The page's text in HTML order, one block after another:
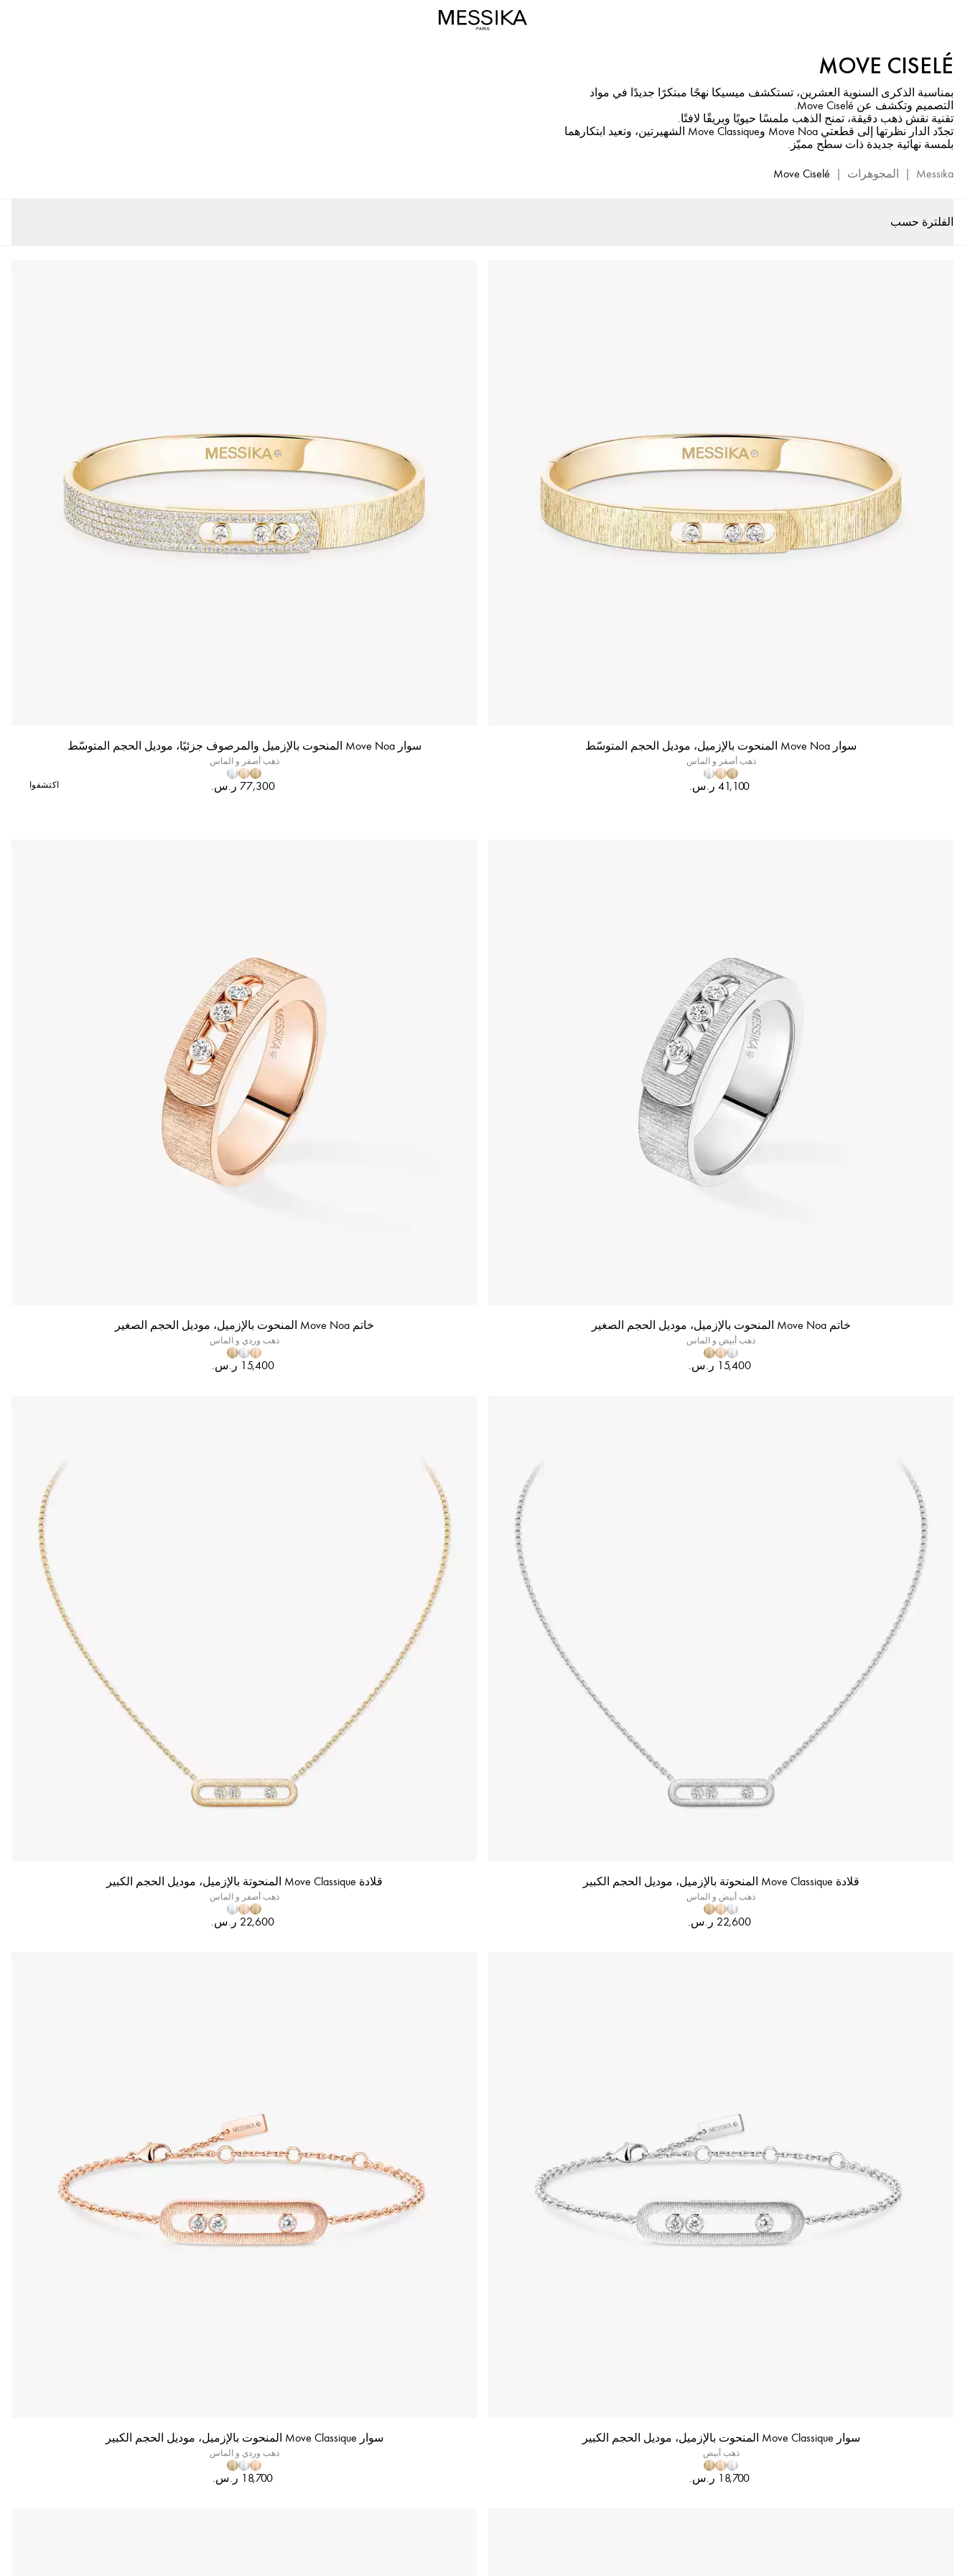
Move
Ciselé
مجوهرات
ميسيكا
الفاخرة
MOVE CISELÉ
بمناسبة الذكرى السنوية العشرين، تستكشف ميسيكا نهجًا مبتكرًا جديدًا في مواد
التصميم وتكشف عن Move Ciselé.
تقنية نقش ذهب دقيقة، تمنح الذهب ملمسًا حيويًا وبريقًا لافتًا.
تجدّد الدار نظرتها إلى قطعتي Move Noa وMove Classique الشهيرتين، وتعيد ابتكارهما
بلمسة نهائية جديدة ذات سطح مميّز.
Messika
| المجوهرات |
Move Ciselé
الفلترة حسب
سوار Move Noa المنحوت بالإزميل، موديل الحجم المتوسّط
ذهب أصفر و الماس
سوار Move Noa المنحوت بالإزميل والمرصوف جزئيًا، موديل الحجم المتوسّط
ذهب أصفر و الماس
‏77,300 ر.س.‏ اكتشفوا
خاتم Move Noa المنحوت بالإزميل، موديل الحجم الصغير
ذهب أبيض و الماس
‏15,400 ر.س.‏
خاتم Move Noa المنحوت بالإزميل، موديل الحجم الصغير
ذهب وردي و الماس
‏15,400 ر.س.‏
قلادة Move Classique المنحوتة بالإزميل، موديل الحجم الكبير
ذهب أبيض و الماس
قلادة Move Classique المنحوتة بالإزميل، موديل الحجم الكبير
ذهب أصفر و الماس
سوار Move Classique المنحوت بالإزميل، موديل الحجم الكبير
ذهب أبيض
سوار Move Classique المنحوت بالإزميل، موديل الحجم الكبير
ذهب وردي و الماس